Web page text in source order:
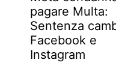
pagare Multa:
Sentenza
Facebook e
Instagram